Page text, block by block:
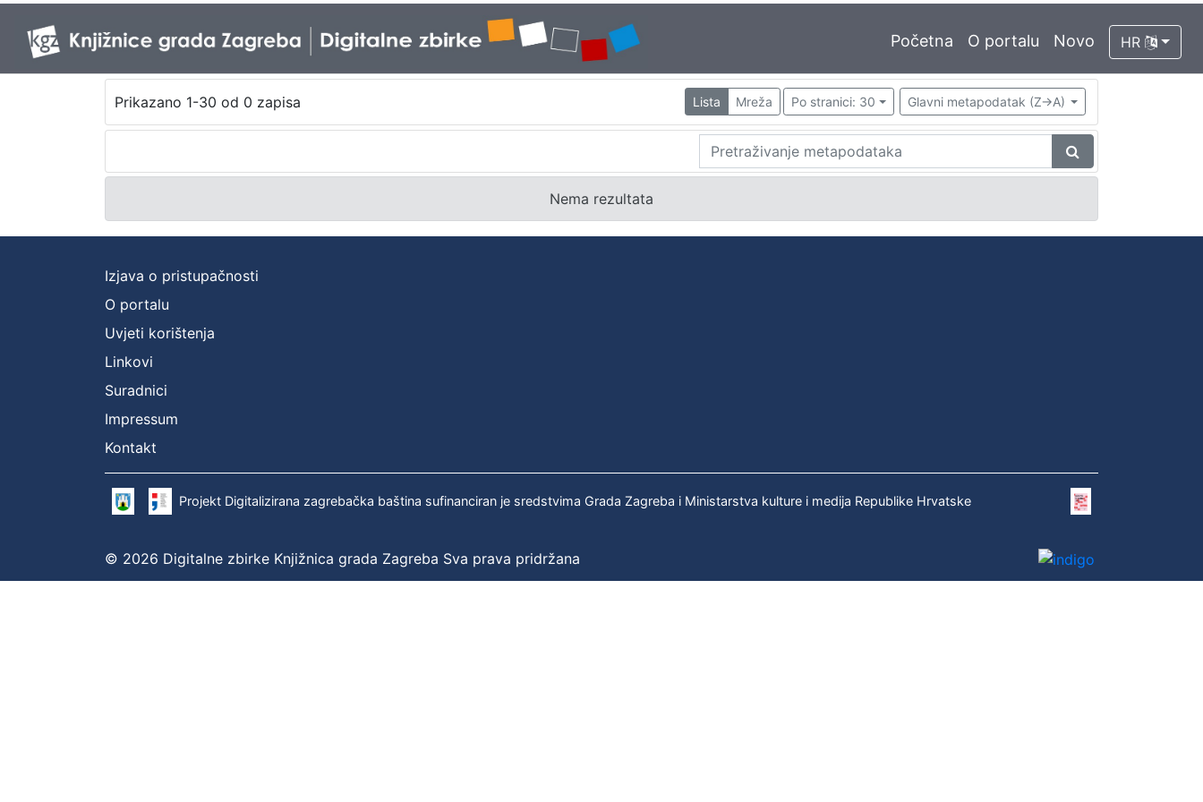
Početna O portalu Novo HR
Prikazano 1-30 od 0 zapisa Lista Mreža Po stranici: 30 Glavni metapodatak (Z->A)
Nema rezultata
Izjava o pristupačnosti
O portalu
Uvjeti korištenja
Linkovi
Suradnici
Impressum
Kontakt
Projekt Digitalizirana zagrebačka baština sufinanciran je sredstvima Grada Zagreba i Ministarstva kulture i medija Republike Hrvatske
© 2026 Digitalne zbirke Knjižnica grada Zagreba Sva prava pridržana